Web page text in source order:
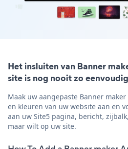
Het insluiten van Banner
site is nog nooit zo
Maak uw aangepaste Banner
en kleuren van uw website aan en
aan uw Site5 pagina, bericht,
maar wilt op uw site.